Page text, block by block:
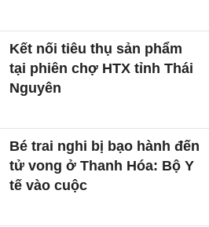
Kết nối tiêu thụ sản phẩm
tại phiên chợ HTX tỉnh Thái
Nguyên
Bé trai nghi bị bạo hành đến
tử vong ở Thanh Hóa: Bộ Y
tế vào cuộc